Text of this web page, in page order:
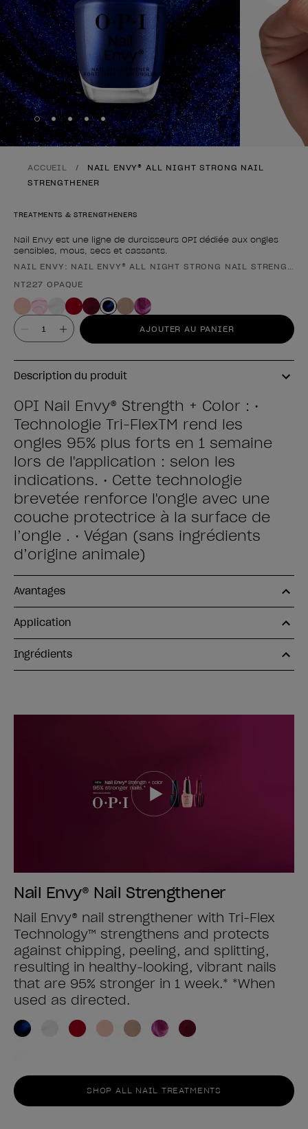
Skip to slide1
Skip to slide2
Skip to slide3
Skip to slide4
Skip to slide5
ACCUEIL
NAIL ENVY® ALL NIGHT STRONG NAIL
STRENGTHENER
TREATMENTS & STRENGTHENERS
Nail Envy est une ligne de durcisseurs OPI dédiée aux ongles
sensibles, mous, secs et cassants.
Forme du produit
NAIL ENVY: NAIL ENVY® ALL NIGHT STRONG NAIL
NT227 OPAQUE
Valeur AJOUTER AU PANIER
Description du produit
OPI Nail Envy® Strength + Color : •
Technologie Tri-FlexTM rend les
ongles 95% plus forts en 1 semaine
lors de l'application : selon les
indications. • Cette technologie
brevetée renforce l'ongle avec une
couche protectrice à la surface de
l’ongle . • Végan (sans ingrédients
d’origine animale)
Avantages
Application
Ingrédients
Nail Envy® Nail Strengthener
Nail Envy® nail strengthener with Tri-Flex
Technology™ strengthens and protects
against chipping, peeling, and splitting,
resulting in healthy-looking, vibrant nails
that are 95% stronger in 1 week.* *When
used as directed.
SHOP ALL NAIL TREATMENTS